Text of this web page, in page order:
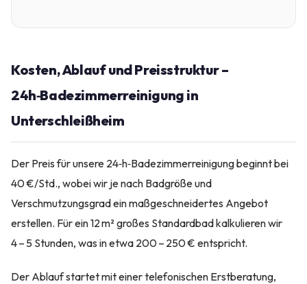
Kosten, Ablauf und Preisstruktur –
24h‑Badezimmerreinigung in
Unterschleißheim
Der Preis für unsere 24‑h‑Badezimmerreinigung beginnt bei
40 €/Std., wobei wir je nach Badgröße und
Verschmutzungsgrad ein maßgeschneidertes Angebot
erstellen. Für ein 12 m² großes Standardbad kalkulieren wir
4 – 5 Stunden, was in etwa 200 – 250 € entspricht.
Der Ablauf startet mit einer telefonischen Erstberatung,